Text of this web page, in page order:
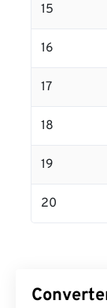
15
16
17
18
19
20